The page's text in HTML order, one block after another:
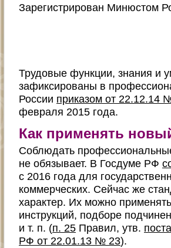
Зарегистрирован Минюстом
Трудовые функции, знания и
зафиксированы в
России приказом от 22.12.14
февраля 2015 года.
Как применять
Соблюдать
не обязывает. В Госдуме РФ
с 2016 года для
коммерческих. Сейчас же
характер. Их можно
инструкций, подборе
и т. п. (п. 25 Правил, утв.
РФ от 22.01.13 № 23).